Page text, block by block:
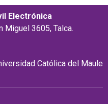
Electrónica
Miguel 3605, Talca.
Católica del Maule